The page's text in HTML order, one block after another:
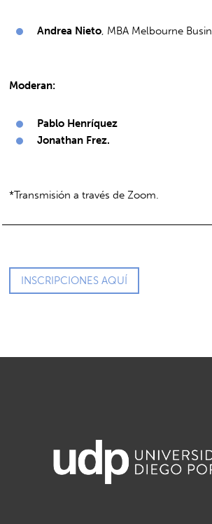
Andrea Nieto , MBA Melbourne
Moderan:
Pablo Henríquez
Jonathan Frez.
*Transmisión a través de Zoom.
INSCRIPCIONES AQUÍ